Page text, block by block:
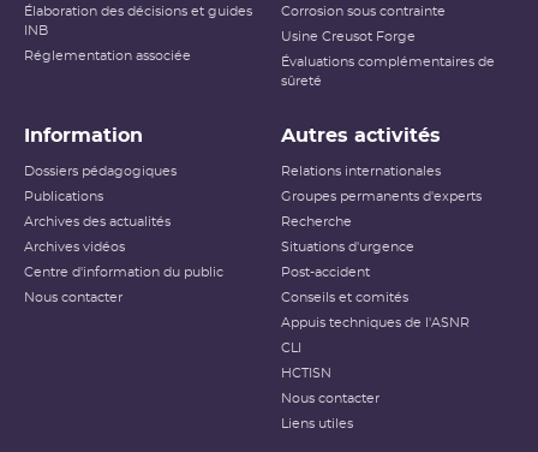
Élaboration des décisions et guides
INB
Réglementation associée
Corrosion sous contrainte
Usine Creusot Forge
Évaluations complémentaires de
sûreté
Information
Dossiers pédagogiques
Publications
Archives des actualités
Archives vidéos
Centre d'information du public
Nous contacter
Autres activités
Relations internationales
Groupes permanents d'experts
Recherche
Situations d'urgence
Post-accident
Conseils et comités
Appuis techniques de l'ASNR
CLI
HCTISN
Nous contacter
Liens utiles